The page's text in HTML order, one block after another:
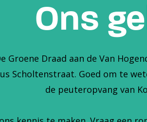
Scholtenstraat. Goed om te
de peuteropvang van